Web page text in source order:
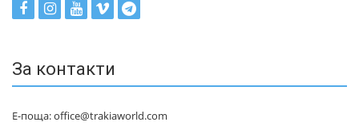
За контакти
Е-поща: office@trakiaworld.com